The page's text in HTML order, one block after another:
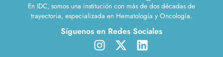
En IDC, somos una institución con más de dos décadas de
trayectoria, especializada en Hematología y Oncología.
Síguenos en Redes Sociales